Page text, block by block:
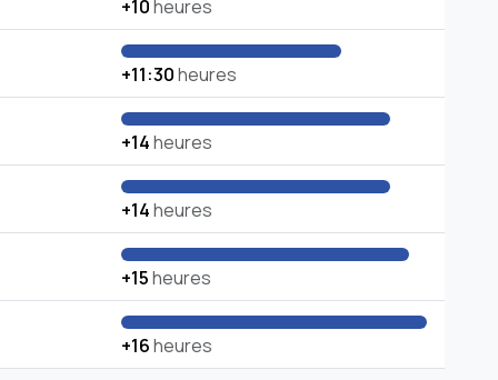
+10heures
+11:30heures
+14heures
+14heures
+15heures
+16heures